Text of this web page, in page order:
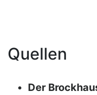
Quellen
Der